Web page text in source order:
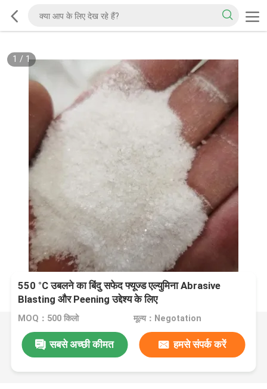
1 / 1
550 °C उबलने का बिंदु सफेद फ्यूज्ड एल्युमिना Abrasive
Blasting और Peening उद्देश्य के लिए
MOQ：500 किलो मूल्य：Negotation
सबसे अच्छी कीमत हमसे संपर्क करें